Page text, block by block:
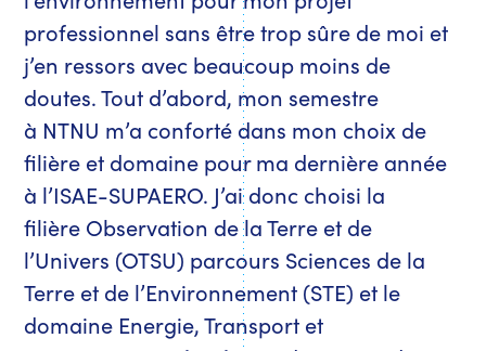
professionnel sans être trop sûre de moi et
j’en ressors avec beaucoup moins de
doutes. Tout d’abord, mon semestre
à NTNU m’a conforté dans mon choix de
filière et domaine pour ma dernière année
à l’ISAE-SUPAERO. J’ai donc choisi la
filière Observation de la Terre et de
l’Univers (OTSU) parcours Sciences de la
Terre et de l’Environnement (STE) et le
domaine Energie, Transport et